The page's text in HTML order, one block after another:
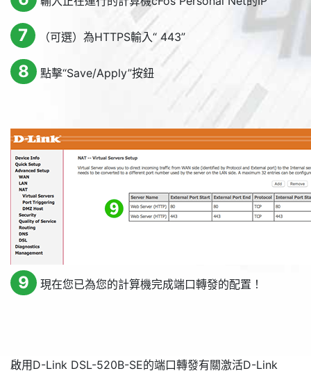
7 （可選）為HTTPS輸入“ 443”
8 點擊“Save/Apply”按鈕
9 現在您已為您的計算機完成端口轉發的配置！
啟用D-Link DSL-520B-SE的端口轉發有關激活D-Link